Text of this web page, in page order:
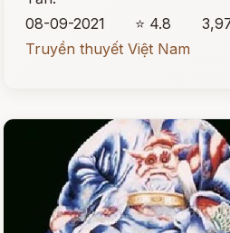
08-09-2021
⭐ 4.8
Truyền thuyết Việt Nam